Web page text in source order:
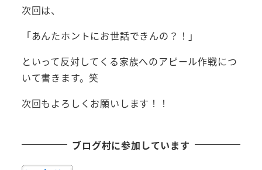
次回は、
「あんたホントにお世話できんの？！」
といって反対してくる家族へのアピール作戦につ
いて書きます。笑
次回もよろしくお願いします！！
ブログ村に参加しています